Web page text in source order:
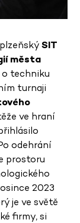
SIT
města
o techniku
turnaji
ve hraní
odehrání
prostoru
2023
je ve světě
firmy, si